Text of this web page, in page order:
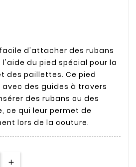
d'attacher des rubans
du pied spécial pour la
des paillettes. Ce pied
avec des guides à travers
des rubans ou des
ce qui leur permet de
lors de la couture.